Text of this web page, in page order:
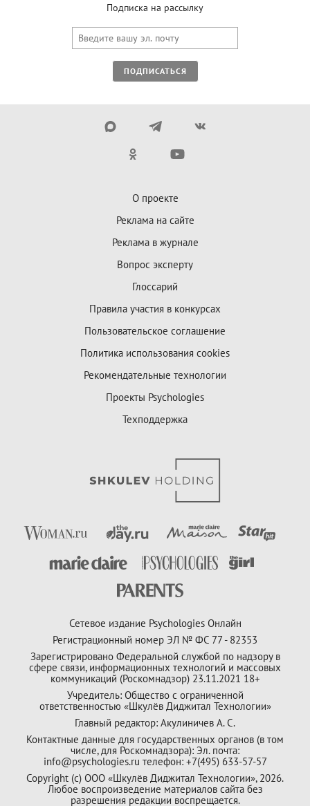
Подписка на рассылку
ПОДПИСАТЬСЯ
О проекте
Реклама на сайте
Реклама в журнале
Вопрос эксперту
Глоссарий
Правила участия в конкурсах
Пользовательское соглашение
Политика использования cookies
Рекомендательные технологии
Проекты Psychologies
Техподдержка
Сетевое издание Psychologies Онлайн
Регистрационный номер ЭЛ № ФС 77 - 82353
Зарегистрировано Федеральной службой по надзору в
сфере связи, информационных технологий и массовых
коммуникаций (Роскомнадзор) 23.11.2021 18+
Учредитель: Общество с ограниченной
ответственностью «Шкулёв Диджитал Технологии»
Главный редактор: Акулиничев А. С.
Контактные данные для государственных органов (в том
числе, для Роскомнадзора): Эл. почта:
info@psychologies.ru телефон: +7(495) 633-57-57
Copyright (с) ООО «Шкулёв Диджитал Технологии», 2026.
Любое воспроизведение материалов сайта без
разрешения редакции воспрещается.